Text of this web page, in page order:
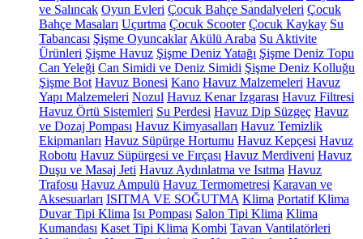
ve Salıncak Oyun Evleri Çocuk Bahçe Sandalyeleri Çocuk
Bahçe Masaları Uçurtma Çocuk Scooter Çocuk Kaykay Su
Tabancası Şişme Oyuncaklar Akülü Araba Su Aktivite
Ürünleri Şişme Havuz Şişme Deniz Yatağı Şişme Deniz Topu
Can Yeleği Can Simidi ve Deniz Simidi Şişme Deniz Kolluğu
Şişme Bot Havuz Bonesi Kano Havuz Malzemeleri Havuz
Yapı Malzemeleri Nozul Havuz Kenar Izgarası Havuz Filtresi
Havuz Örtü Sistemleri Su Perdesi Havuz Dip Süzgeç Havuz
ve Dozaj Pompası Havuz Kimyasalları Havuz Temizlik
Ekipmanları Havuz Süpürge Hortumu Havuz Kepçesi Havuz
Robotu Havuz Süpürgesi ve Fırçası Havuz Merdiveni Havuz
Duşu ve Masaj Jeti Havuz Aydınlatma ve Isıtma Havuz
Trafosu Havuz Ampulü Havuz Termometresi Karavan ve
Aksesuarları ISITMA VE SOĞUTMA Klima Portatif Klima
Duvar Tipi Klima Isı Pompası Salon Tipi Klima Klima
Kumandası Kaset Tipi Klima Kombi Tavan Vantilatörleri